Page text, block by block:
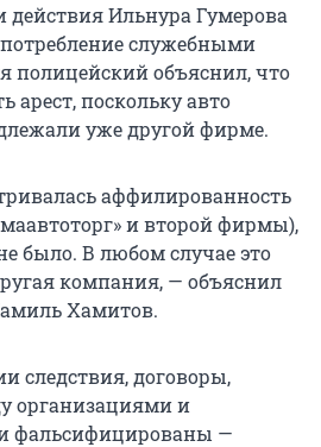
Ильнура Гумерова
служебными
полицейский объяснил, что
поскольку авто
уже другой фирме.
аффилированность
и второй фирмы),
было. В любом случае это
компания, — объяснил
Хамитов.
следствия, договоры,
организациями и
фальсифицированы —